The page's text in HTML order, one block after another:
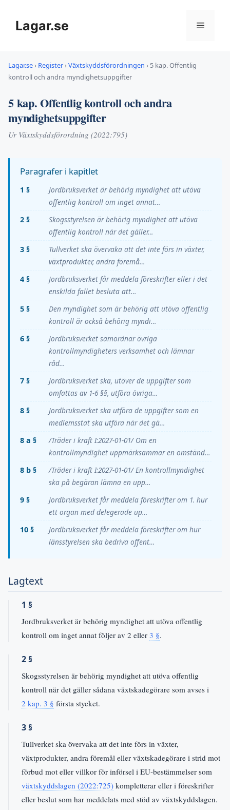
innehållLagar.se Meny
Lagar.se› Register›Växtskyddsförordningen › 5 kap. Offentlig
kontroll och andra myndighetsuppgifter
5 kap. Offentlig kontroll och andra
myndighetsuppgifter
Ur Växtskyddsförordning (2022:795)
Paragrafer i kapitlet
1 §
Jordbruksverket är behörig myndighet att utöva
offentlig kontroll om inget annat…
2 §
Skogsstyrelsen är behörig myndighet att utöva
offentlig kontroll när det gäller…
3 §
Tullverket ska övervaka att det inte förs in växter,
växtprodukter, andra föremå…
4 §
Jordbruksverket får meddela föreskrifter eller i det
enskilda fallet besluta att…
5 §
Den myndighet som är behörig att utöva offentlig
kontroll är också behörig myndi…
6 §
Jordbruksverket samordnar övriga
kontrollmyndigheters verksamhet och lämnar
råd…
7 §
Jordbruksverket ska, utöver de uppgifter som
omfattas av 1-6 §§, utföra övriga…
8 §
Jordbruksverket ska utföra de uppgifter som en
medlemsstat ska utföra när det gä…
8 a §
/Träder i kraft I:2027-01-01/ Om en
kontrollmyndighet uppmärksammar en omständ…
8 b §
/Träder i kraft I:2027-01-01/ En kontrollmyndighet
ska på begäran lämna en upp…
9 §
Jordbruksverket får meddela föreskrifter om 1. hur
ett organ med delegerade up…
10 §
Jordbruksverket får meddela föreskrifter om hur
länsstyrelsen ska bedriva offent…
Lagtext
1 §
Jordbruksverket är behörig myndighet att utöva offentlig
kontroll om inget annat följer av 2 eller 3 §.
2 §
Skogsstyrelsen är behörig myndighet att utöva offentlig
kontroll när det gäller sådana växtskadegörare som avses i
2 kap. 3 § första stycket.
3 §
Tullverket ska övervaka att det inte förs in växter,
växtprodukter, andra föremål eller växtskadegörare i strid mot
förbud mot eller villkor för införsel i EU-bestämmelser som
växtskyddslagen (2022:725) kompletterar eller i föreskrifter
eller beslut som har meddelats med stöd av växtskyddslagen.